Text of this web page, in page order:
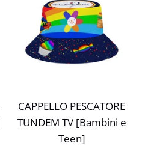
CAPPELLO PESCATORE
TUNDEM TV [Bambini e
Teen]